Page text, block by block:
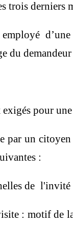
trois derniers
du
pour
par un
:
de l'invité
: motif de